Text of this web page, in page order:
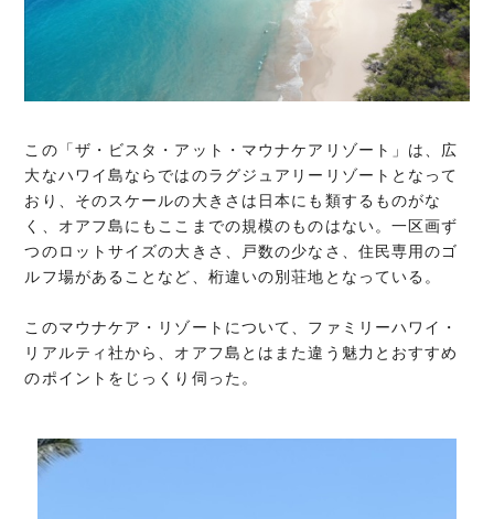
この「ザ・ビスタ・アット・マウナケアリゾート」は、広
大なハワイ島ならではのラグジュアリーリゾートとなって
おり、そのスケールの大きさは日本にも類するものがな
く、オアフ島にもここまでの規模のものはない。一区画ず
つのロットサイズの大きさ、戸数の少なさ、住民専用のゴ
ルフ場があることなど、桁違いの別荘地となっている。
このマウナケア・リゾートについて、ファミリーハワイ・
リアルティ社から、オアフ島とはまた違う魅力とおすすめ
のポイントをじっくり伺った。